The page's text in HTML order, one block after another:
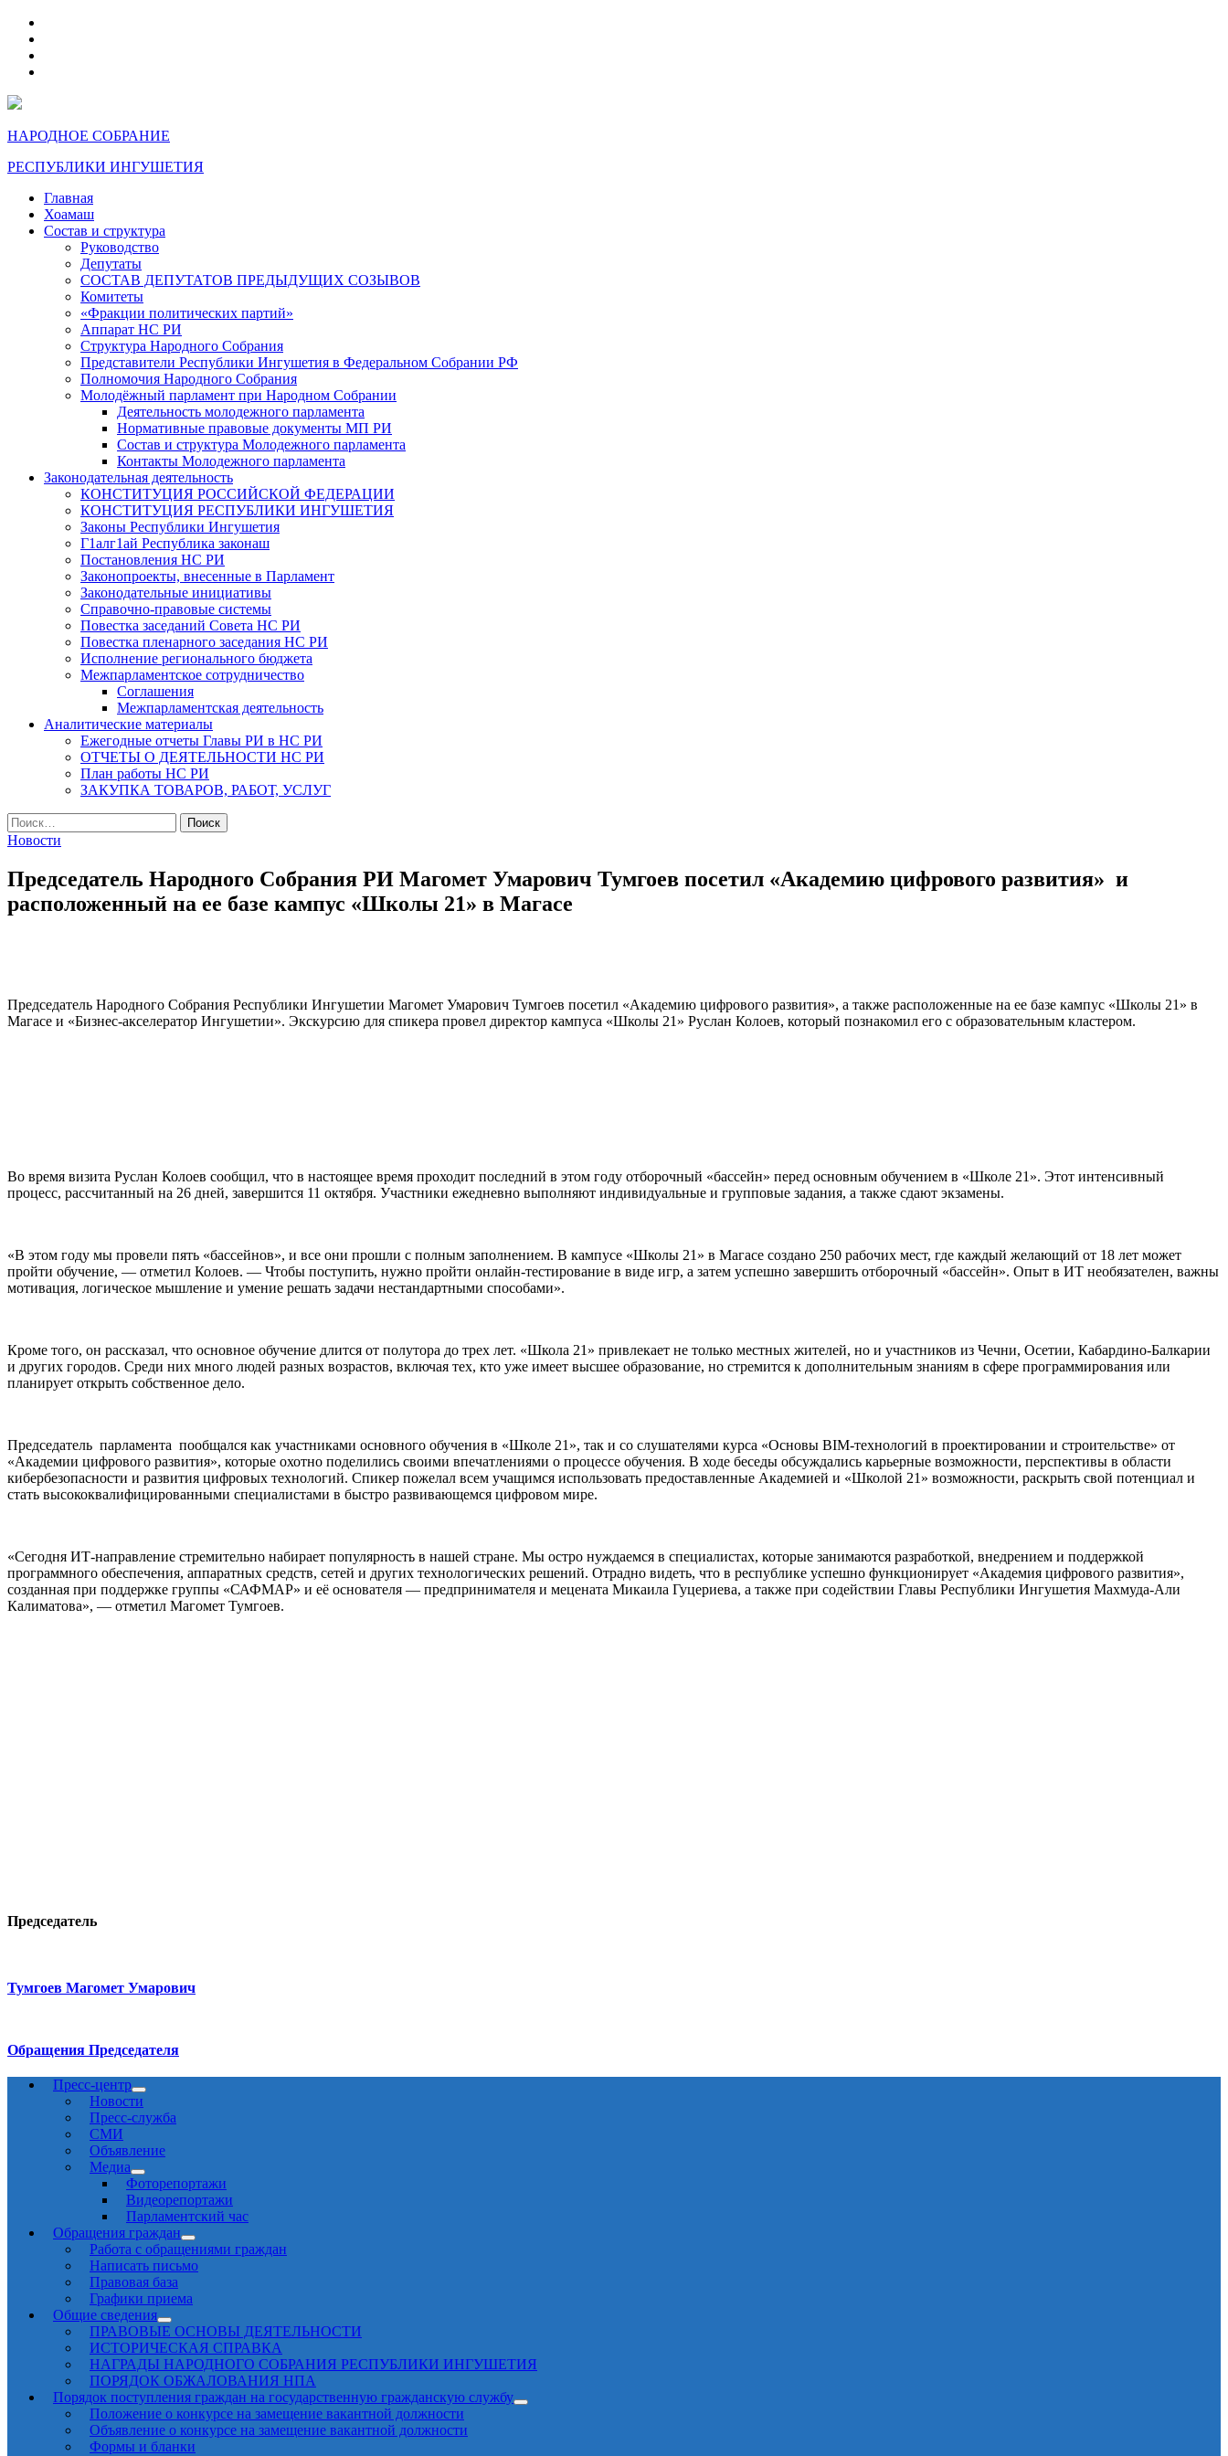
НАРОДНОЕ СОБРАНИЕ
РЕСПУБЛИКИ ИНГУШЕТИЯ
Главная
Хоамаш
Состав и структура
Руководство
Депутаты
СОСТАВ ДЕПУТАТОВ ПРЕДЫДУЩИХ СОЗЫВОВ
Комитеты
«Фракции политических партий»
Аппарат НС РИ
Структура Народного Собрания
Представители Республики Ингушетия в Федеральном Собрании РФ
Полномочия Народного Собрания
Молодёжный парламент при Народном Собрании
Деятельность молодежного парламента
Нормативные правовые документы МП РИ
Состав и структура Молодежного парламента
Контакты Молодежного парламента
Законодательная деятельность
КОНСТИТУЦИЯ РОССИЙСКОЙ ФЕДЕРАЦИИ
КОНСТИТУЦИЯ РЕСПУБЛИКИ ИНГУШЕТИЯ
Законы Республики Ингушетия
Г1алг1ай Республика законаш
Постановления НС РИ
Законопроекты, внесенные в Парламент
Законодательные инициативы
Справочно-правовые системы
Повестка заседаний Совета НС РИ
Повестка пленарного заседания НС РИ
Исполнение регионального бюджета
Межпарламентское сотрудничество
Соглашения
Межпарламентская деятельность
Аналитические материалы
Ежегодные отчеты Главы РИ в НС РИ
ОТЧЕТЫ О ДЕЯТЕЛЬНОСТИ НС РИ
План работы НС РИ
ЗАКУПКА ТОВАРОВ, РАБОТ, УСЛУГ
Найти:
Новости
Председатель Народного Собрания РИ Магомет Умарович Тумгоев посетил «Академию цифрового развития» и
расположенный на ее базе кампус «Школы 21» в Магасе
Председатель Народного Собрания Республики Ингушетии Магомет Умарович Тумгоев посетил «Академию цифрового развития», а также расположенные на ее базе кампус «Школы 21» в
Магасе и «Бизнес-акселератор Ингушетии». Экскурсию для спикера провел директор кампуса «Школы 21» Руслан Колоев, который познакомил его с образовательным кластером.
Во время визита Руслан Колоев сообщил, что в настоящее время проходит последний в этом году отборочный «бассейн» перед основным обучением в «Школе 21». Этот интенсивный
процесс, рассчитанный на 26 дней, завершится 11 октября. Участники ежедневно выполняют индивидуальные и групповые задания, а также сдают экзамены.
«В этом году мы провели пять «бассейнов», и все они прошли с полным заполнением. В кампусе «Школы 21» в Магасе создано 250 рабочих мест, где каждый желающий от 18 лет может
пройти обучение, — отметил Колоев. — Чтобы поступить, нужно пройти онлайн-тестирование в виде игр, а затем успешно завершить отборочный «бассейн». Опыт в ИТ необязателен, важны
мотивация, логическое мышление и умение решать задачи нестандартными способами».
Кроме того, он рассказал, что основное обучение длится от полутора до трех лет. «Школа 21» привлекает не только местных жителей, но и участников из Чечни, Осетии, Кабардино-Балкарии
и других городов. Среди них много людей разных возрастов, включая тех, кто уже имеет высшее образование, но стремится к дополнительным знаниям в сфере программирования или
планирует открыть собственное дело.
Председатель парламента пообщался как участниками основного обучения в «Школе 21», так и со слушателями курса «Основы BIM-технологий в проектировании и строительстве» от
«Академии цифрового развития», которые охотно поделились своими впечатлениями о процессе обучения. В ходе беседы обсуждались карьерные возможности, перспективы в области
кибербезопасности и развития цифровых технологий. Спикер пожелал всем учащимся использовать предоставленные Академией и «Школой 21» возможности, раскрыть свой потенциал и
стать высококвалифицированными специалистами в быстро развивающемся цифровом мире.
«Сегодня ИТ-направление стремительно набирает популярность в нашей стране. Мы остро нуждаемся в специалистах, которые занимаются разработкой, внедрением и поддержкой
программного обеспечения, аппаратных средств, сетей и других технологических решений. Отрадно видеть, что в республике успешно функционирует «Академия цифрового развития»,
созданная при поддержке группы «САФМАР» и её основателя — предпринимателя и мецената Микаила Гуцериева, а также при содействии Главы Республики Ингушетия Махмуда-Али
Калиматова», — отметил Магомет Тумгоев.
Председатель
Тумгоев Магомет Умарович
Обращения Председателя
Пресс-центр
Новости
Пресс-служба
СМИ
Объявление
Медиа
Фоторепортажи
Видеорепортажи
Парламентский час
Обращения граждан
Работа с обращениями граждан
Написать письмо
Правовая база
Графики приема
Общие сведения
ПРАВОВЫЕ ОСНОВЫ ДЕЯТЕЛЬНОСТИ
ИСТОРИЧЕСКАЯ СПРАВКА
НАГРАДЫ НАРОДНОГО СОБРАНИЯ РЕСПУБЛИКИ ИНГУШЕТИЯ
ПОРЯДОК ОБЖАЛОВАНИЯ НПА
Порядок поступления граждан на государственную гражданскую службу
Положение о конкурсе на замещение вакантной должности
Объявление о конкурсе на замещение вакантной должности
Формы и бланки